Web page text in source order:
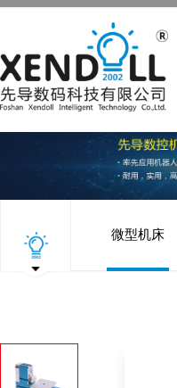
微型机床